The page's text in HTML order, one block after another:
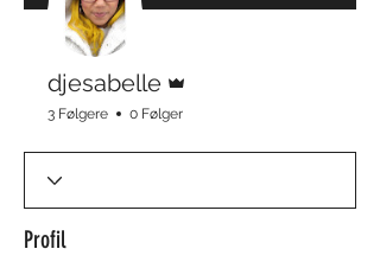
djesabelle
3 Følgere 0 Følger
Profil